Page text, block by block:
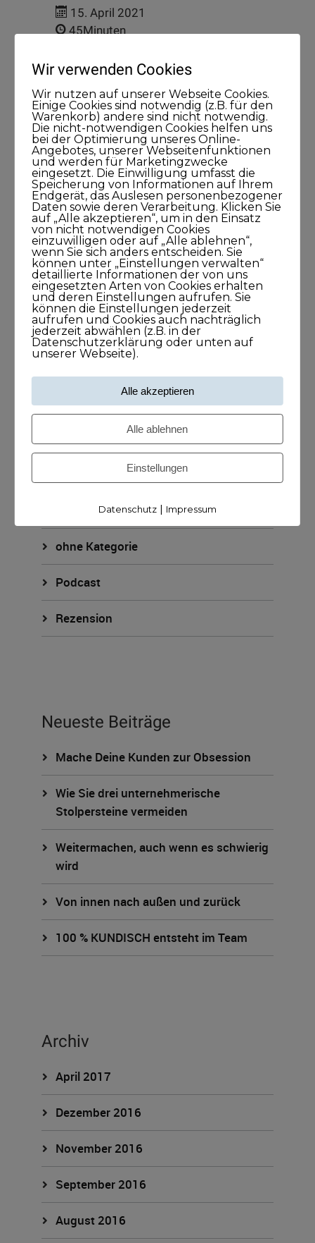
15. April 2021
45Minuten
Kategorien
Blog
KUNDISCHgedacht
KUNDISCHimpuls
KUNDISCHkonkret
KUNDISCHleben
KUNDISCHstory
KUNDISCHstrategie
KUNDISCHverkauf
KUNDISCHzukunft
ohne Kategorie
Podcast
Rezension
Neueste Beiträge
Mache Deine Kunden zur Obsession
Wie Sie drei unternehmerische
Stolpersteine vermeiden
Weitermachen, auch wenn es schwierig
wird
Von innen nach außen und zurück
100 % KUNDISCH entsteht im Team
Archiv
April 2017
Dezember 2016
November 2016
September 2016
August 2016
Wir verwenden Cookies
Wir nutzen auf unserer Webseite Cookies.
Einige Cookies sind notwendig (z.B. für den
Warenkorb) andere sind nicht notwendig.
Die nicht-notwendigen Cookies helfen uns
bei der Optimierung unseres Online-
Angebotes, unserer Webseitenfunktionen
und werden für Marketingzwecke
eingesetzt. Die Einwilligung umfasst die
Speicherung von Informationen auf Ihrem
Endgerät, das Auslesen personenbezogener
Daten sowie deren Verarbeitung. Klicken Sie
auf „Alle akzeptieren“, um in den Einsatz
von nicht notwendigen Cookies
einzuwilligen oder auf „Alle ablehnen“,
wenn Sie sich anders entscheiden. Sie
können unter „Einstellungen verwalten“
detaillierte Informationen der von uns
eingesetzten Arten von Cookies erhalten
und deren Einstellungen aufrufen. Sie
können die Einstellungen jederzeit
aufrufen und Cookies auch nachträglich
jederzeit abwählen (z.B. in der
Datenschutzerklärung oder unten auf
unserer Webseite).
Alle akzeptieren
Alle ablehnen
Einstellungen
Datenschutz| Impressum